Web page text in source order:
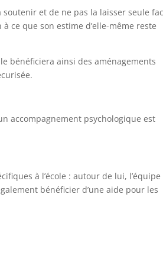
et de ne pas la laisser seule
ce que son estime d’elle-même reste
bénéficiera ainsi des aménagements
accompagnement psychologique est
à l’école : autour de lui, l’équipe
bénéficier d’une aide pour les